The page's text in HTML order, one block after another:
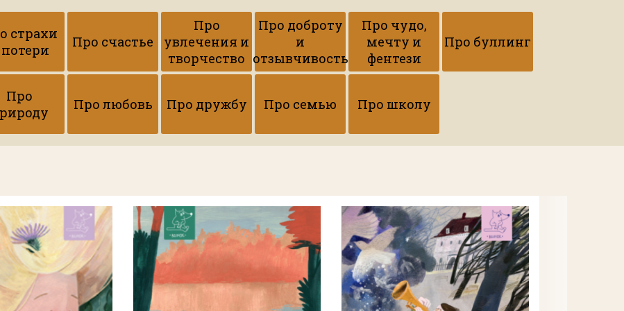
страхи
Про счастье
Про
увлечения и
творчество
Про доброту
и
отзывчивость
Про чудо,
мечту и
фентези
Про буллинг
Про
Про любовь Про дружбу Про семью Про школу